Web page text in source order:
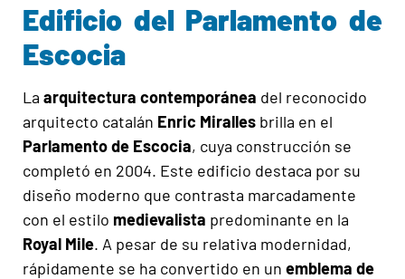
Edificio del Parlamento de
Escocia
La arquitectura contemporánea del reconocido
arquitecto catalán Enric Miralles brilla en el
Parlamento de Escocia, cuya construcción se
completó en 2004. Este edificio destaca por su
diseño moderno que contrasta marcadamente
con el estilo medievalista predominante en la
Royal Mile. A pesar de su relativa modernidad,
rápidamente se ha convertido en un emblema de